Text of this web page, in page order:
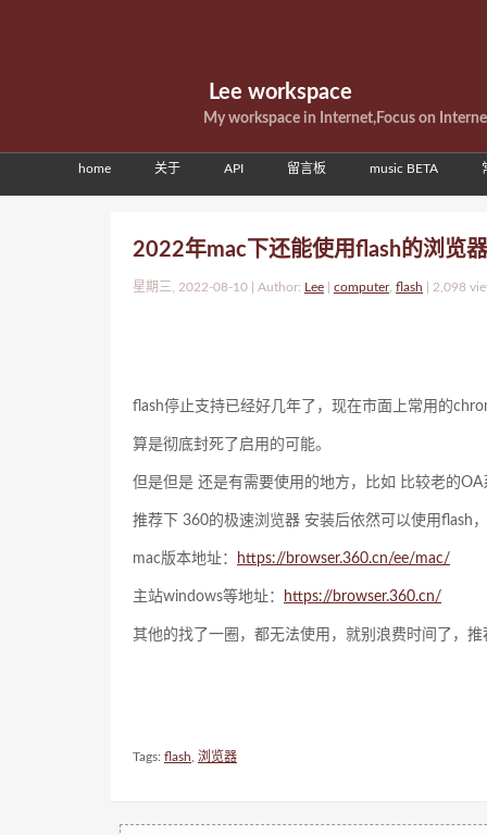
Lee workspace
My workspace in Internet,Focus on
home 关于 API 留言板 music BETA
2022年mac下还能使用flash的浏览器
星期三, 2022-08-10 | Author: Lee computer, flash 2,098
flash停止支持已经好几年了，现在市面上常用的
算是彻底封死了启用的可能。
但是但是 还是有需要使用的地方，比如 比较老的
推荐下 360的极速浏览器 安装后依然可以使用flash，
mac版本地址： https://browser.360.cn/ee/mac/
主站windows等地址： https://browser.360.cn/
其他的找了一圈，都无法使用，就别浪费时间了，推
Tags: flash 浏览器